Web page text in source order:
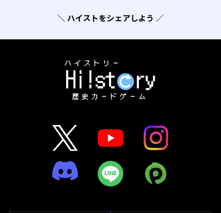
＼ ハイストをシェアしよう ／